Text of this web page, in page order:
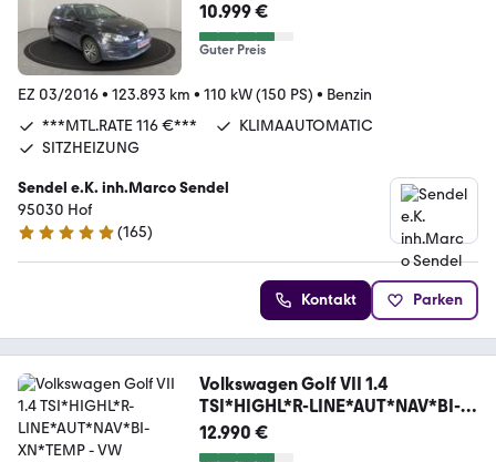
10.999 €
Guter Preis
EZ 03/2016• 123.893 km • 110 kW (150 PS) • Benzin
***MTL.RATE 116 €***
KLIMAAUTOMATIC
SITZHEIZUNG
Sendel e.K. inh.Marco Sendel
95030 Hof
4.8 Sterne
(165)
Kontakt Parken
Volkswagen Golf VII 1.4
TSI*HIGHL*R-LINE*AUT*NAV*BI-
XN*TEMP
12.990 €